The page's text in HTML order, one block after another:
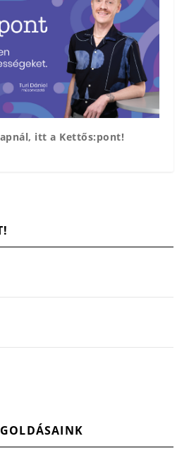
itt a Kettős:pont!